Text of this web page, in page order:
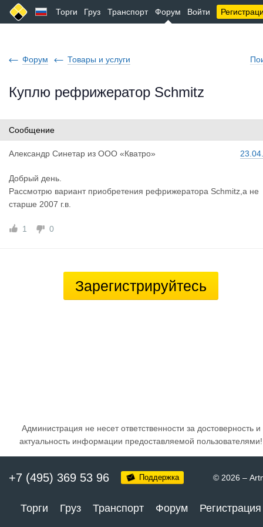
Торги Груз Транспорт Форум Войти
Форум Товары и услуги
Куплю рефрижератор Schmitz
Сообщение
Александр Синетар из ООО «Кватро»
Добрый день.
Рассмотрю вариант приобретения рефрижератора Schmitz,a не
старше 2007 г.в.
1 0
Зарегистрируйтесь
Администрация не несет ответственности за достоверность и
актуальность информации предоставляемой пользователями!
+7 (495) 369 53 96 Поддержка © 2026 –
Торги Груз Транспорт Форум Регистрация